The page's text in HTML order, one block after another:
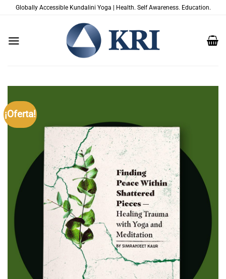
SaltarGlobally Accessible Kundalini Yoga | Health. Self Awareness. Education.
¡Oferta!